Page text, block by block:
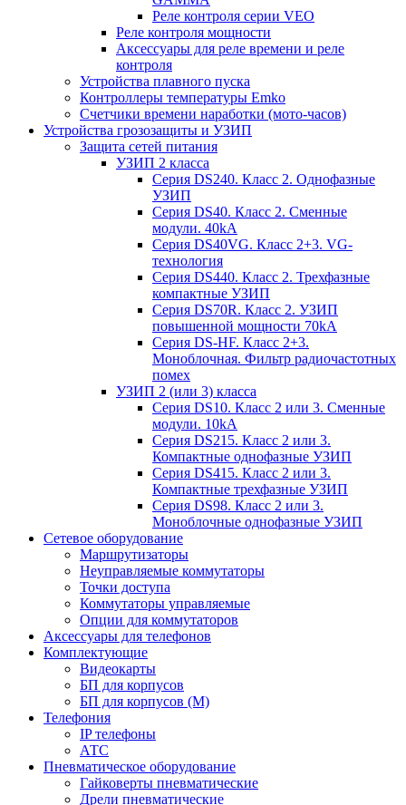
Реле контроля серии VEO
Реле контроля мощности
Аксессуары для реле времени и реле
контроля
Устройства плавного пуска
Контроллеры температуры Emko
Счетчики времени наработки (мото-часов)
Устройства грозозащиты и УЗИП
Защита сетей питания
УЗИП 2 класса
Серия DS240. Класс 2. Однофазные
УЗИП
Серия DS40. Класс 2. Сменные
модули. 40kA
Серия DS40VG. Класс 2+3. VG-
технология
Серия DS440. Класс 2. Трехфазные
компактные УЗИП
Серия DS70R. Класс 2. УЗИП
повышенной мощности 70kA
Серия DS-HF. Класс 2+3.
Моноблочная. Фильтр радиочастотных
помех
УЗИП 2 (или 3) класса
Серия DS10. Класс 2 или 3. Сменные
модули. 10kA
Серия DS215. Класс 2 или 3.
Компактные однофазные УЗИП
Серия DS415. Класс 2 или 3.
Компактные трехфазные УЗИП
Серия DS98. Класс 2 или 3.
Моноблочные однофазные УЗИП
Сетевое оборудование
Маршрутизаторы
Неуправляемые коммутаторы
Точки доступа
Коммутаторы управляемые
Опции для коммутаторов
Аксессуары для телефонов
Комплектующие
Видеокарты
БП для корпусов
БП для корпусов (М)
Телефония
IP телефоны
АТС
Пневматическое оборудование
Гайковерты пневматические
Дрели пневматические